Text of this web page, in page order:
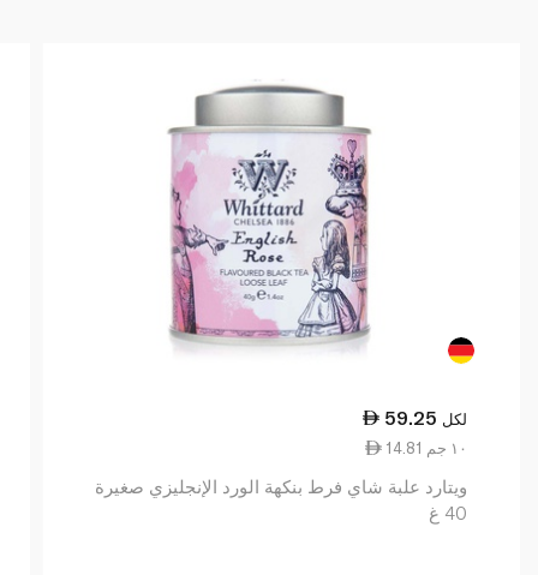
59.25 لكل
14.81 ١٠ جم
ويتارد علبة شاي فرط بنكهة الورد الإنجليزي صغيرة
40 غ